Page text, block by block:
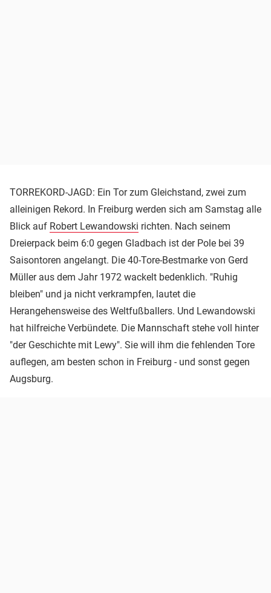
TORREKORD-JAGD: Ein Tor zum Gleichstand, zwei zum
alleinigen Rekord. In Freiburg werden sich am Samstag alle
Blick auf Robert Lewandowski richten. Nach seinem
Dreierpack beim 6:0 gegen Gladbach ist der Pole bei 39
Saisontoren angelangt. Die 40-Tore-Bestmarke von Gerd
Müller aus dem Jahr 1972 wackelt bedenklich. "Ruhig
bleiben" und ja nicht verkrampfen, lautet die
Herangehensweise des Weltfußballers. Und Lewandowski
hat hilfreiche Verbündete. Die Mannschaft stehe voll hinter
"der Geschichte mit Lewy". Sie will ihm die fehlenden Tore
auflegen, am besten schon in Freiburg - und sonst gegen
Augsburg.